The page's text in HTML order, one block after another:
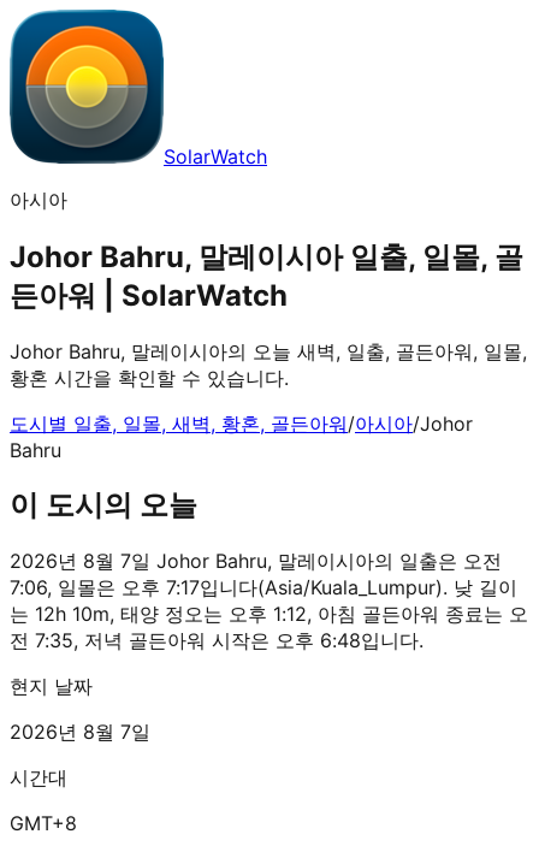
SolarWatch
아시아
Johor Bahru, 말레이시아 일출, 일몰, 골
든아워 | SolarWatch
Johor Bahru, 말레이시아의 오늘 새벽, 일출, 골든아워, 일몰,
황혼 시간을 확인할 수 있습니다.
도시별 일출, 일몰, 새벽, 황혼, 골든아워/아시아/Johor
Bahru
이 도시의 오늘
2026년 8월 7일 Johor Bahru, 말레이시아의 일출은 오전
7:06, 일몰은 오후 7:17입니다(Asia/Kuala_Lumpur). 낮 길이
는 12h 10m, 태양 정오는 오후 1:12, 아침 골든아워 종료는 오
전 7:35, 저녁 골든아워 시작은 오후 6:48입니다.
현지 날짜
2026년 8월 7일
시간대
GMT+8